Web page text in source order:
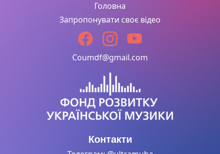
Головна
Запропонувати своє відео
Coumdf@gmail.com
Контакти